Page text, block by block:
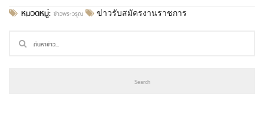
หมวดหมู่: ข่าวพระวรุณ ข่าวรับสมัครงานราชการ